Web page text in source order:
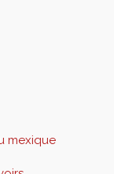
mexique